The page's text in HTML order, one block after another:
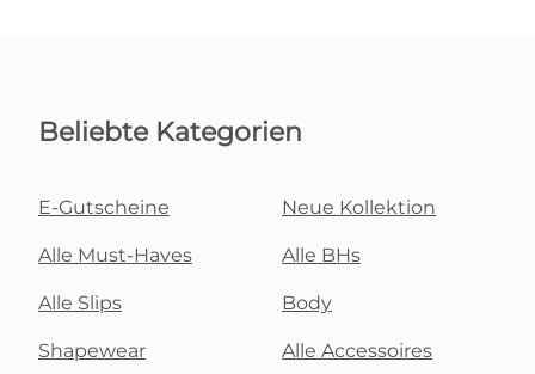
Beliebte Kategorien
E-Gutscheine Neue Kollektion
Alle Must-Haves Alle BHs
Alle Slips Body
Shapewear Alle Accessoires